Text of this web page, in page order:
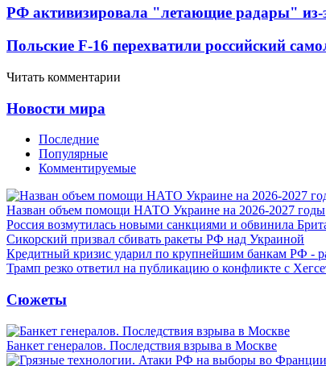
РФ активизировала "летающие радары"
Польские F-16 перехватили российский
Читать комментарии
Новости мира
Последние
Популярные
Комментируемые
Назван объем помощи НАТО Украине на 2026-2027 годы
Россия возмутилась новыми санкциями и обвинила
Сикорский призвал сбивать ракеты РФ над Украиной
Кредитный кризис ударил по крупнейшим банкам РФ -
Трамп резко ответил на публикацию о конфликте с
Сюжеты
Банкет генералов. Последствия взрыва в Москве